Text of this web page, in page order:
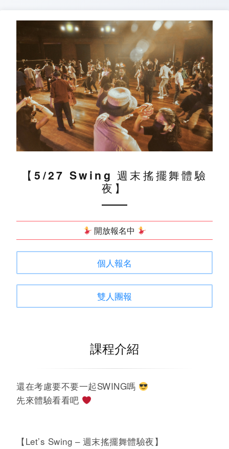
【5/27 Swing 週末搖擺舞體驗
夜】
開放報名中
個人報名
雙人團報
課程介紹
還在考慮要不要一起SWING嗎
先來體驗看看吧
【Let’s Swing – 週末搖擺舞體驗夜】